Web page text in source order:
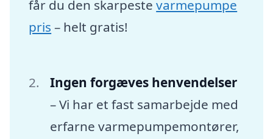
får du den skarpestevarmepumpe
pris – helt gratis!
Ingen forgæves henvendelser
– Vi har et fast samarbejde med
erfarne varmepumpemontører,